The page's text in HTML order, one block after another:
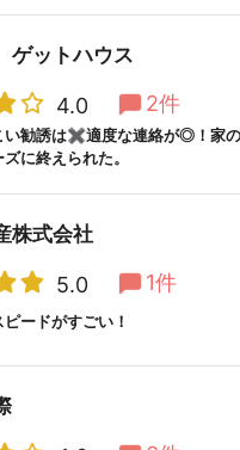
ットハウス
4.0 2件
い勧誘は✖︎適度な連絡が◎！家
ズに終えられた。
株式会社
5.0 1件
ードがすごい！